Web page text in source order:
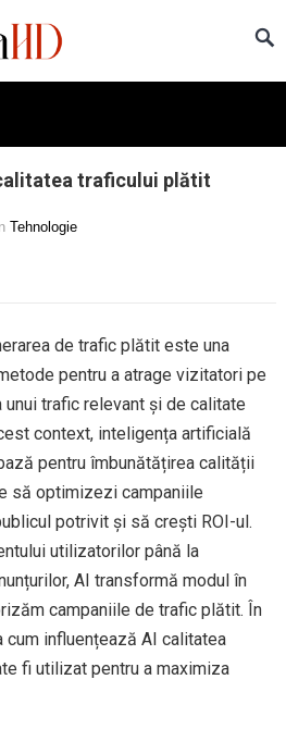
traficului plătit
Tehnologie
de trafic plătit este una
pentru a atrage vizitatori pe
trafic relevant și de calitate
context, inteligența artificială
pentru îmbunătățirea calității
să optimizezi campaniile
potrivit și să crești ROI-ul.
utilizatorilor până la
AI transformă modul în
campaniile de trafic plătit. În
influențează AI calitatea
fi utilizat pentru a maximiza